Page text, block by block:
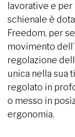
lavorative e
schienale è
Freedom, per
movimento
regolazione
unica nella sua
regolato in
o messo in
ergonomia.